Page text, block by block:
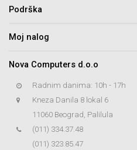
Podrška
Moj nalog
Nova Computers d.o.o
Radnim danima: 10h - 17h
Kneza Danila 8 lokal 6
11060 Beograd, Palilula
(011) 334.37.48
(011) 323.85.47